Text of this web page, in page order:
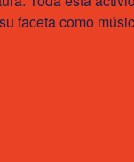
faceta como